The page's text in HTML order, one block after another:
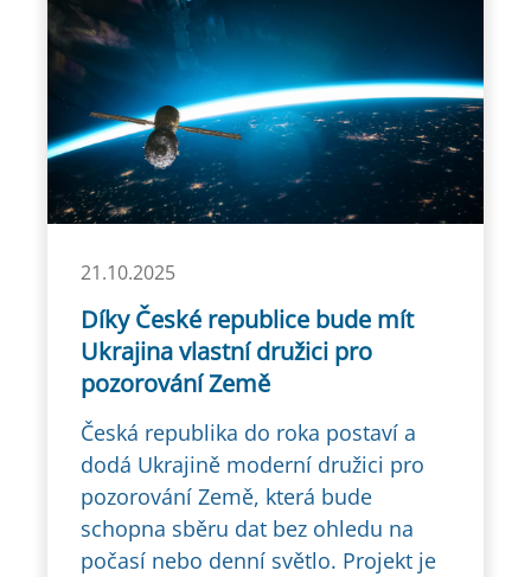
21.10.2025
Díky České republice bude mít
Ukrajina vlastní družici pro
pozorování Země
Česká republika do roka postaví a
dodá Ukrajině moderní družici pro
pozorování Země, která bude
schopna sběru dat bez ohledu na
počasí nebo denní světlo. Projekt je